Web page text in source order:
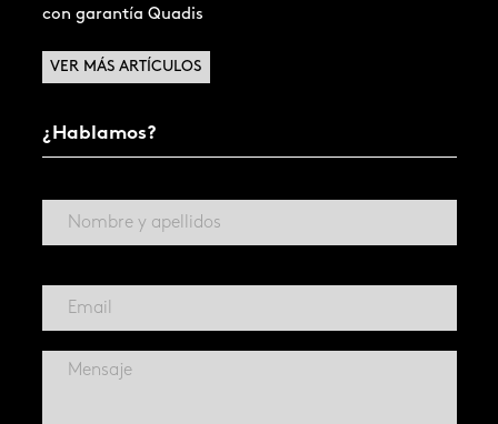
VER MÁS ARTÍCULOS
con garantía Quadis
¿Hablamos?